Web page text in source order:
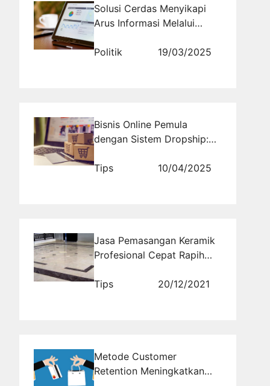
Solusi Cerdas Menyikapi
Arus Informasi Melalui
Politik
19/03/2025
Bisnis Online Pemula
dengan Sistem Dropship:
Usang?
Tips 10/04/2025
Jasa Pemasangan Keramik
Profesional Cepat Rapih
Tips
20/12/2021
Metode Customer
Retention Meningkatkan